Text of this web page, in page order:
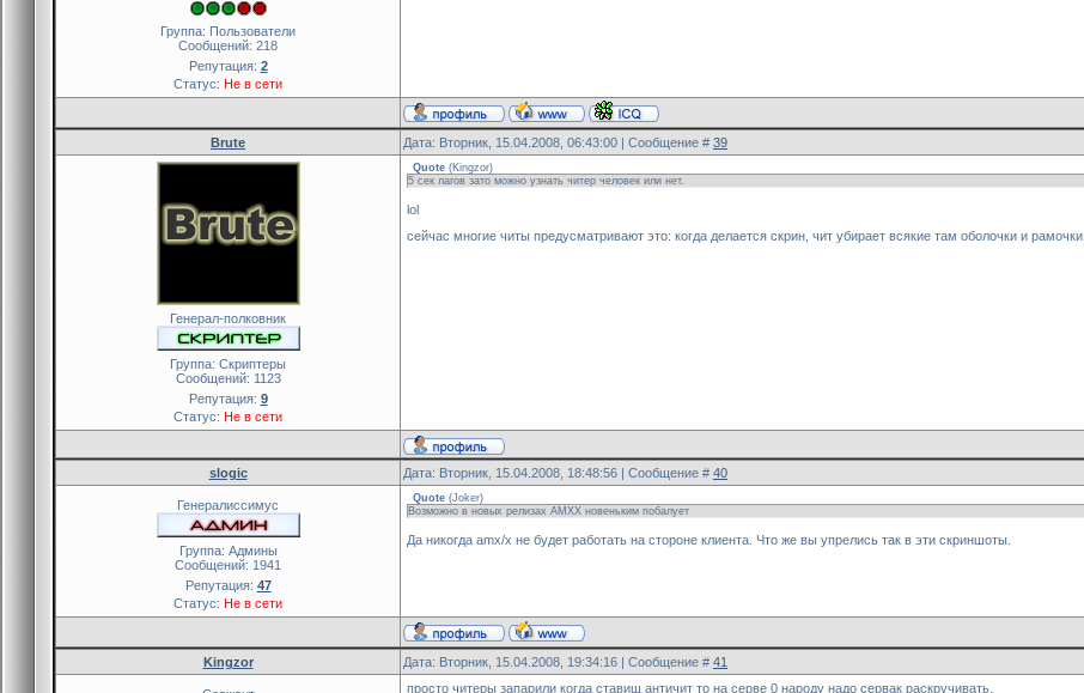
Группа: Пользователи
Сообщений: 218
Репутация: 2
Статус: Не в сети
Brute Дата: Вторник, 15.04.2008, 06:43:00 | Сообщение # 39
Генерал-полковник
Группа: Скриптеры
Сообщений: 1123
Репутация: 9
Статус: Не в сети
Quote (Kingzor)
5 сек лагов зато можно узнать читер человек или нет.
lol
сейчас многие читы предусматривают это: когда делается скрин, чит убирает всякие там оболочки и рамочки.
slogic Дата: Вторник, 15.04.2008, 18:48:56 | Сообщение # 40
Генералиссимус
Группа: Админы
Сообщений: 1941
Репутация: 47
Статус: Не в сети
Quote (Joker)
Возможно в новых релизах AMXX новеньким побалует
Да никогда amx/x не будет работать на стороне клиента. Что же вы упрелись так в эти скриншоты.
Kingzor Дата: Вторник, 15.04.2008, 19:34:16 | Сообщение # 41
просто читеры запарили когда ставиш античит то на серве 0 народу надо сервак раскручивать.